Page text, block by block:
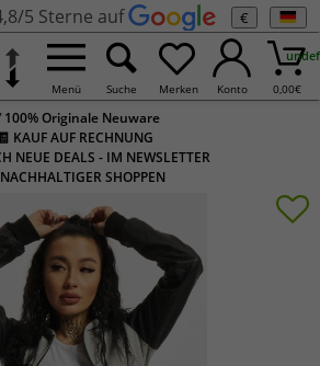
5 Sterne auf €
Menü Suche Merken Konto 0,00€
100% Originale Neuware
🧾 KAUF AUF RECHNUNG
NEUE DEALS - IM NEWSLETTER
SHOPPEN